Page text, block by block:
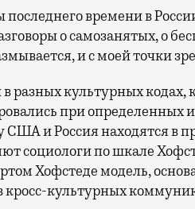
времени в
о самозанятых, о
и с моей точки
разных культурных кодах,
при определенных
США и Россия находятся в
социологи по шкале
Хофстеде модель,
кросс-культурных